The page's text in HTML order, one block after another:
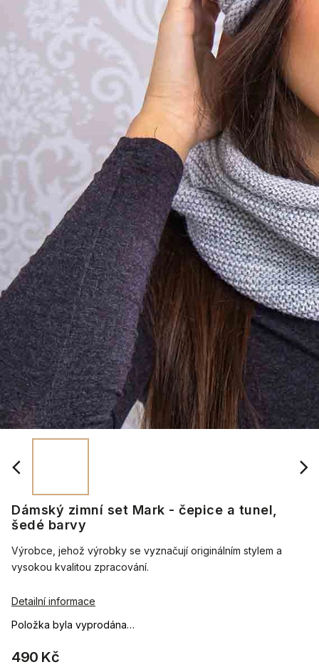
Dámský zimní set Mark - čepice a tunel,
šedé barvy
490 Kč
Položka byla vyprodána…
Výrobce, jehož výrobky se vyznačují originálním stylem a
vysokou kvalitou zpracování.
Detailní informace